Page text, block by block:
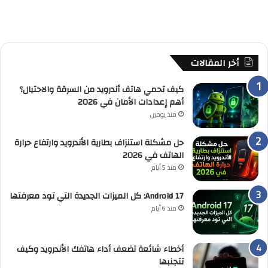
أخر المقالات
كيف تحمي هاتف أندرويد من السرقة والاحتيال؟
أهم إعدادات الأمان في 2026
منذ يومين
حل مشكلة استنزاف بطارية الأندرويد وارتفاع حرارة
الهاتف في 2026
منذ 5 أيام
Android 17: كل الميزات الجديدة التي تود معرفتها
منذ 6 أيام
أخطاء شائعة تضعف أداء هاتفك الأندرويد وكيف
تتجنبها